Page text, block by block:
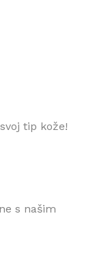
tip kože!
s našim